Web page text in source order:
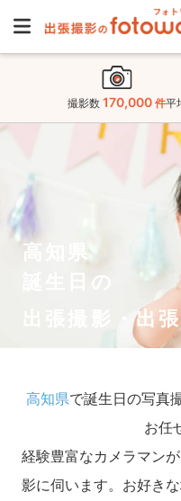
撮影数 170,000 件平
高知県
誕生日の
出張撮影・出
高知県で誕生日の写真
お任
経験豊富なカメラマン
影に伺います。お好き